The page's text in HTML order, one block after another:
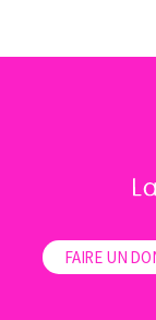
FAIRE UN